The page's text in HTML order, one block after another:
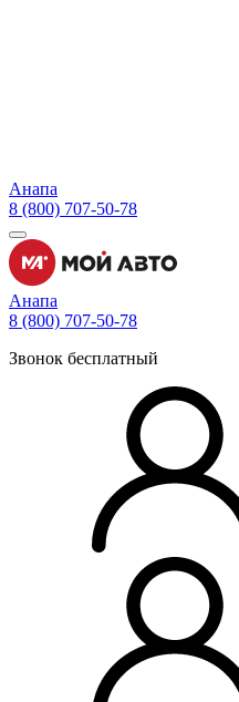
Анапа
8 (800) 707-50-78
Анапа
8 (800) 707-50-78
Звонок бесплатный